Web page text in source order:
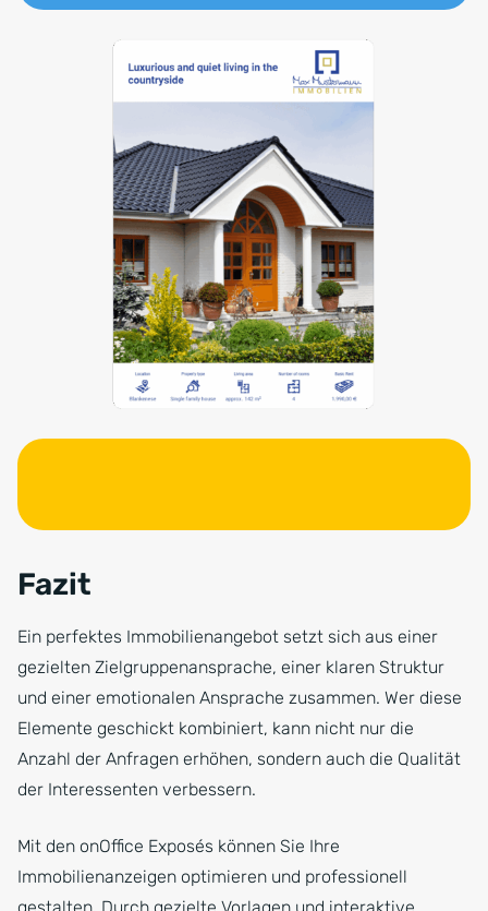
Fazit
Ein perfektes Immobilienangebot setzt sich aus einer
gezielten Zielgruppenansprache, einer klaren Struktur
und einer emotionalen Ansprache zusammen. Wer diese
Elemente geschickt kombiniert, kann nicht nur die
Anzahl der Anfragen erhöhen, sondern auch die Qualität
der Interessenten verbessern.
Mit den onOffice Exposés können Sie Ihre
Immobilienanzeigen optimieren und professionell